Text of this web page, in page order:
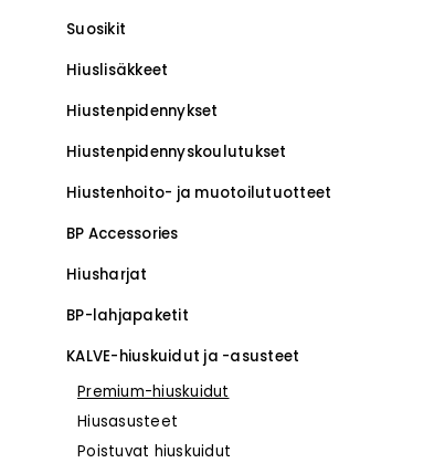
Suosikit
Hiuslisäkkeet
Hiustenpidennykset
Hiustenpidennys­koulutukset
–
Hiustenhoito- ja muotoilutuotteet
BP Accessories
Hiusharjat
BP-lahjapaketit
KALVE-hiuskuidut ja -asusteet
Premium-hiuskuidut
Hiusasusteet
Poistuvat hiuskuidut